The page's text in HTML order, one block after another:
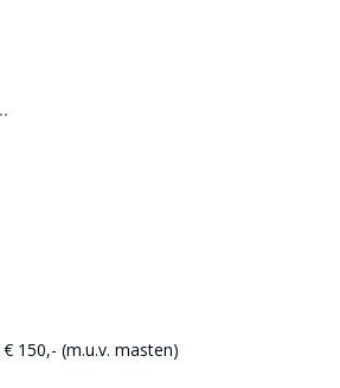
150,- (m.u.v. masten)